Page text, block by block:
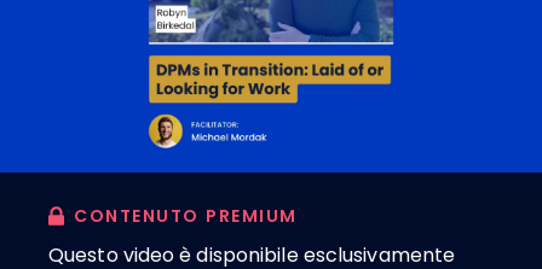
CONTENUTO PREMIUM
Questo video è disponibile esclusivamente